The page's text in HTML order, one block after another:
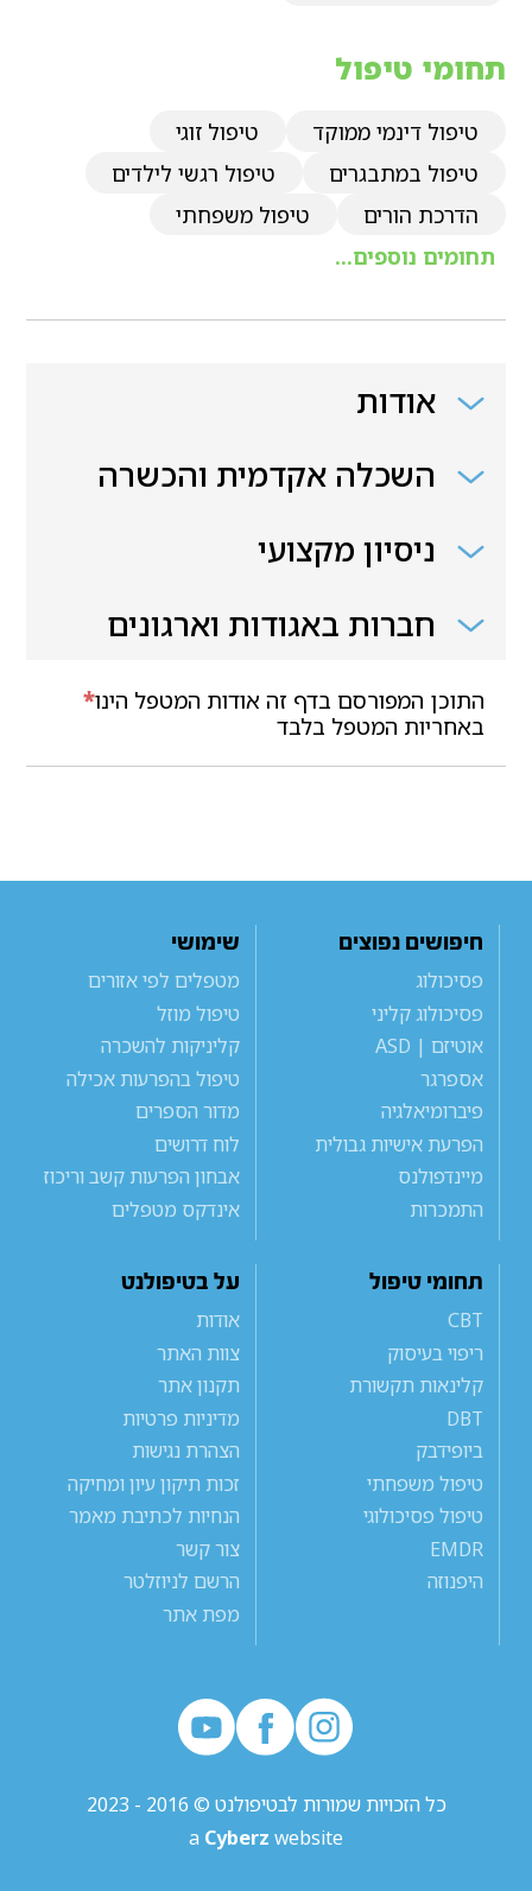
תחומי טיפול
טיפול דינמי ממוקד
טיפול זוגי
טיפול במתבגרים
טיפול רגשי לילדים
הדרכת הורים
טיפול משפחתי
תחומים נוספים...
אודות
השכלה אקדמית והכשרה
ניסיון מקצועי
חברות באגודות וארגונים
*התוכן המפורסם בדף זה אודות המטפל הינו
באחריות המטפל בלבד
חיפושים נפוצים
פסיכולוג
פסיכולוג קליני
אוטיזם | ASD
אספרגר
פיברומיאלגיה
הפרעת אישיות גבולית
מיינדפולנס
התמכרות
שימושי
מטפלים לפי אזורים
טיפול מוזל
קליניקות להשכרה
טיפול בהפרעות אכילה
מדור הספרים
לוח דרושים
אבחון הפרעות קשב וריכוז
אינדקס מטפלים
תחומי טיפול
CBT
ריפוי בעיסוק
קלינאות תקשורת
DBT
ביופידבק
טיפול משפחתי
טיפול פסיכולוגי
EMDR
היפנוזה
על בטיפולנט
אודות
צוות האתר
תקנון אתר
מדיניות פרטיות
הצהרת נגישות
זכות תיקון עיון ומחיקה
הנחיות לכתיבת מאמר
צור קשר
הרשם לניוזלטר
מפת אתר
כל הזכויות שמורות לבטיפולנט © 2016 - 2023
a Cyberz website